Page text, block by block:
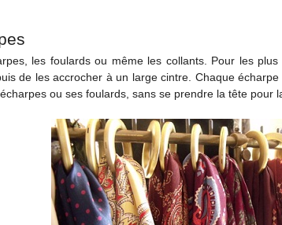
les foulards ou même les collants. Pour les
de les accrocher à un large cintre. Chaque
ou ses foulards, sans se prendre la tête pour